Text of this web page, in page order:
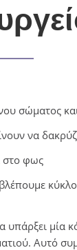
σώματος
να
στο φως
υπάρξει μία
Αυτό